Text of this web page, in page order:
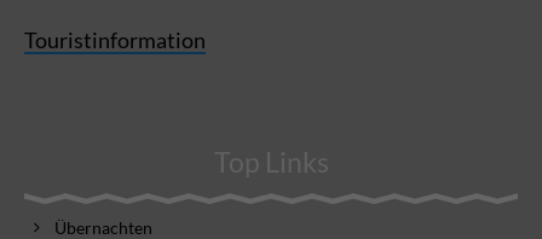
Touristinformation
Top Links
Übernachten